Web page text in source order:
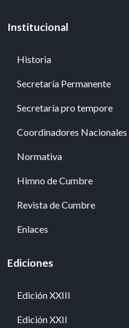
Institucional
Historia
Secretaría Permanente
Secretaría pro tempore
Coordinadores Nacionales
Normativa
Himno de Cumbre
Revista de Cumbre
Enlaces
Ediciones
Edición XXIII
Edición XXII